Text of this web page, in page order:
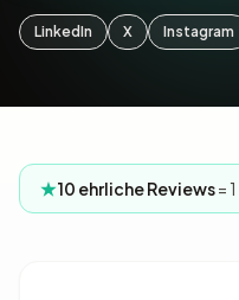
LinkedIn X Instagram
10 ehrliche Reviews=